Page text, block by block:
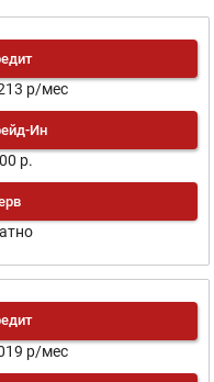
р/мес
Ин
р.
р/мес